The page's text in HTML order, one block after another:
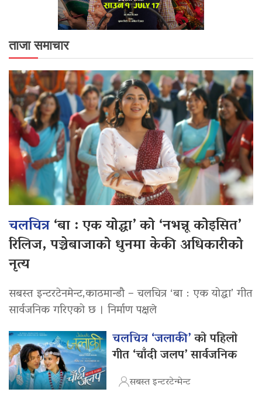
ताजा समाचार
चलचित्र‘बा : एक योद्धा’ को ‘नभन्नू कोइसित’
रिलिज, पञ्चेबाजाको धुनमा केकी अधिकारीको
नृत्य
सबस्त इन्टरटेनमेन्ट,काठमान्डौ – चलचित्र ‘बा : एक योद्धा’ गीत
सार्वजनिक गरिएको छ । निर्माण पक्षले
चलचित्र ‘जलाकी’को पहिलो
गीत ‘चाँदी जलप’ सार्वजनिक
सबस्त इन्टरटेन्मेन्ट